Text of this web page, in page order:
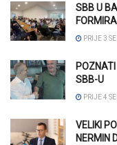
SBB U
PRIJE 3
SBB-U
PRIJE 4
VELIKI
NERMIN